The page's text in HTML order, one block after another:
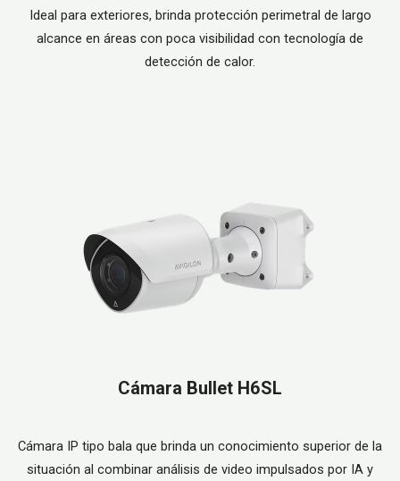
Ideal para exteriores, brinda protección perimetral de largo
alcance en áreas con poca visibilidad con tecnología de
detección de calor.
Cámara Bullet H6SL
Cámara IP tipo bala que brinda un conocimiento superior de la
situación al combinar análisis de video impulsados por IA y